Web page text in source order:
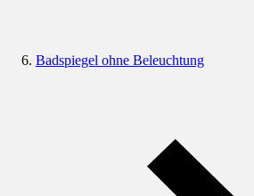
Badspiegel ohne Beleuchtung